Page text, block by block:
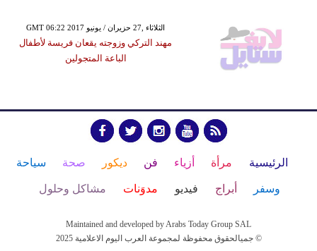
GMT 06:22 2017 الثلاثاء ,27 حزيران / يونيو
مهند التركي وزوجته يقعان فريسة لأطفال
الباعة المتجولين
الرئيسية مرأة أزياء فن ديكور صحة سياحة
وسفر أبراج فيديو مدوَنات مشاكل وحلول
Maintained and developed by Arabs Today Group SAL
جميالحقوق محفوظة لمجموعة العرب اليوم الاعلامية 2025 ©